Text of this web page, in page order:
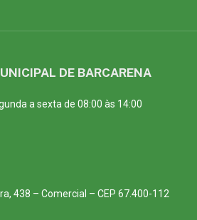
DE BARCARENA
a sexta de 08:00 às 14:00
438 – Comercial – CEP 67.400-112